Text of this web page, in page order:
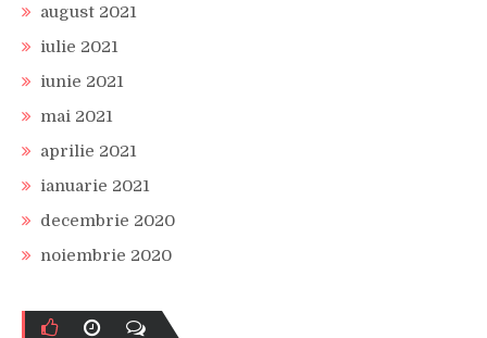
august 2021
iulie 2021
iunie 2021
mai 2021
aprilie 2021
ianuarie 2021
decembrie 2020
noiembrie 2020